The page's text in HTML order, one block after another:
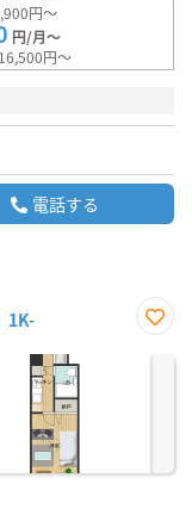
円～
円/月～
円～
電話する
1K-
に入